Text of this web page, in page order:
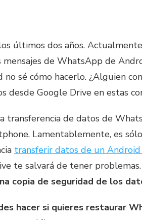
últimos dos años.
de WhatsApp de
no sé cómo hacerlo. ¿Alguien
desde Google Drive en estas
transferencia de datos de
Lamentablemente, es
transferir datos de un Android
te salvará de tener
copia de seguridad de los
hacer si quieres restaurar